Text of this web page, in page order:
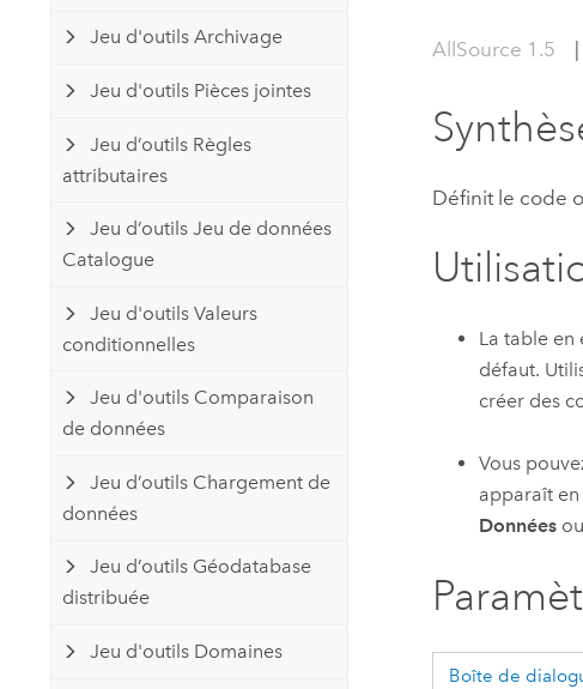
Technologie Developer
cartographie et d’analyse spatialeTous les secteurs d’activité
Jeu d'outils Archivage
Jeu d'outils Pièces jointes
Jeu d’outils Règles
attributaires
Jeu d’outils Jeu de données
Catalogue
Jeu d'outils Valeurs
conditionnelles
Jeu d'outils Comparaison
de données
Jeu d’outils Chargement de
données
Jeu d’outils Géodatabase
distribuée
Jeu d'outils Domaines
AllSource 1.5
Définit le code
La table
défaut.
créer des
Vous
apparaît
Données
Boîte de